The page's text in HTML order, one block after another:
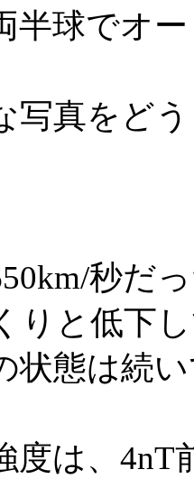
半球でオ
写真をど
秒だ
りと低下
状態は続
度は、4nT